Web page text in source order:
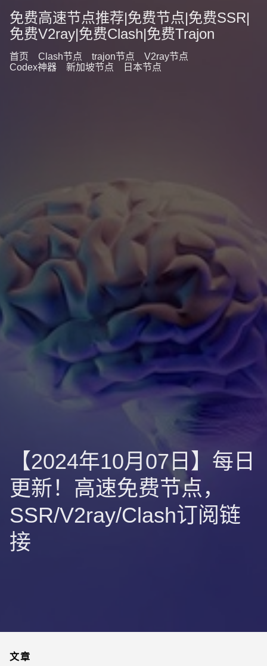
免费高速节点推荐|免费节点|免费SSR|
免费V2ray|免费Clash|免费Trajon
首页 Clash节点 trajon节点
V2ray节点
Codex神器
新加坡节点 日本节点
【2024年10月07日】每日
更新！高速免费节点，
SSR/V2ray/Clash订阅链
接
文章